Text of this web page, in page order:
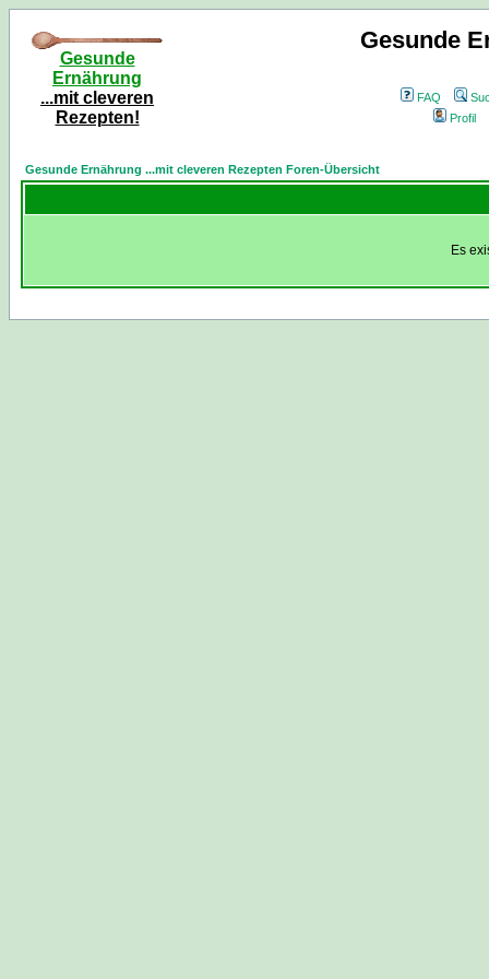
Gesunde
Ernährung
...mit cleveren
Rezepten!
Gesunde
FAQ
Profil
Gesunde Ernährung ...mit cleveren Rezepten Foren-Übersicht
Es